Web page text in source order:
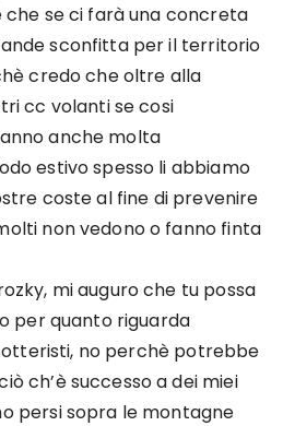
che se ci farà una concreta
sconfitta per il territorio
credo che oltre alla
cc volanti se cosi
anche molta
estivo spesso li abbiamo
coste al fine di prevenire
non vedono o fanno finta
mi auguro che tu possa
per quanto riguarda
no perchè potrebbe
ch’è successo a dei miei
persi sopra le montagne